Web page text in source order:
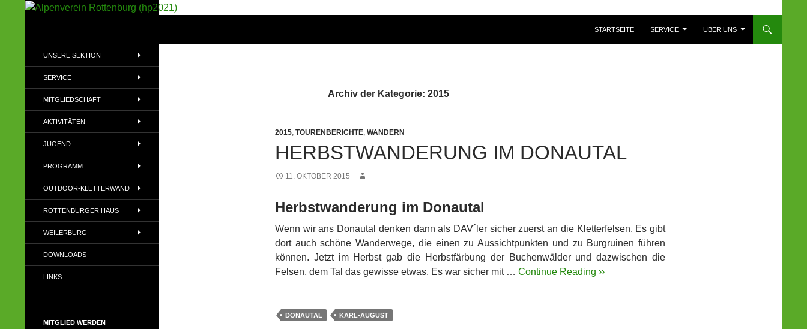
STARTSEITE
SERVICE ÜBER UNS
Archiv der Kategorie: 2015
2015, TOURENBERICHTE, WANDERN
HERBSTWANDERUNG IM DONAUTAL
11. OKTOBER 2015
Herbstwanderung im Donautal
Wenn wir ans Donautal denken dann als DAV´ler sicher zuerst an die Kletterfelsen. Es gibt
dort auch schöne Wanderwege, die einen zu Aussichtpunkten und zu Burgruinen führen
können. Jetzt im Herbst gab die Herbstfärbung der Buchenwälder und dazwischen die
Felsen, dem Tal das gewisse etwas. Es war sicher mit … Continue Reading ››
DONAUTAL KARL-AUGUST
(DAV)
UNSERE SEKTION
SERVICE
MITGLIEDSCHAFT
AKTIVITÄTEN
JUGEND
PROGRAMM
OUTDOOR-KLETTERWAND
ROTTENBURGER HAUS
WEILERBURG
DOWNLOADS
LINKS
MITGLIED WERDEN